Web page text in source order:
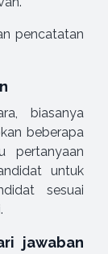
pencatatan
biasanya
beberapa
pertanyaan
untuk
sesuai
jawaban